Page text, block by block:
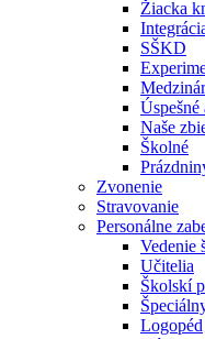
Žiacka
SŠKD
Naše
Školné
Zvonenie
Stravovanie
Personálne
Vedenie
Učitelia
Školskí
Logopéd